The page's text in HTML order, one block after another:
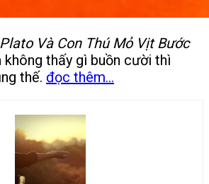
Plato Và Con Thú Mỏ Vịt Bước
thấy gì buồn cười thì
thế. đọc thêm...